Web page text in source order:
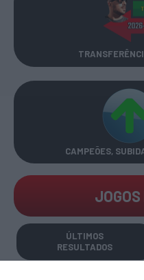
CAMPEÕES,
JOGOS
ÚLTIMOS
RESULTADOS